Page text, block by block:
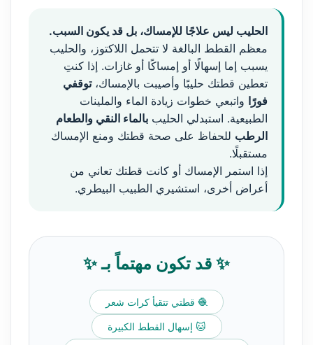
الحليب ليس علاجًا للإمساك، بل قد يكون السبب.
معظم القطط البالغة لا تتحمل اللاكتوز، والحليب
يسبب إما إسهالًا أو إمساكًا أو غازات. إذا كنتِ
تعطين قطتك حليبًا وأصيبت بالإمساك،توقفي
فورًا واتبعي خطوات زيادة الماء والملينات
الطبيعية. استبدلي الحليب بالماء النقي والطعام
الرطب للحفاظ على صحة قطتك ومنع الإمساك
مستقبلًا.
إذا استمر الإمساك أو كانت قطتك تعاني من
أعراض أخرى، استشيري الطبيب البيطري.
✨ قد تكون مهتماً بـ ✨
🧶 قطتي تتقيأ كرات شعر
🐱 إسهال القطط الكبيرة